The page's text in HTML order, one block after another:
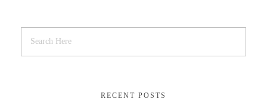
RECENT POSTS